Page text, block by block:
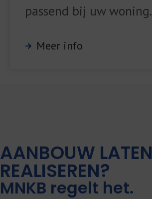
passend bij uw woning.
Meer info
AANBOUW LATEN
REALISEREN?
MNKB regelt het.